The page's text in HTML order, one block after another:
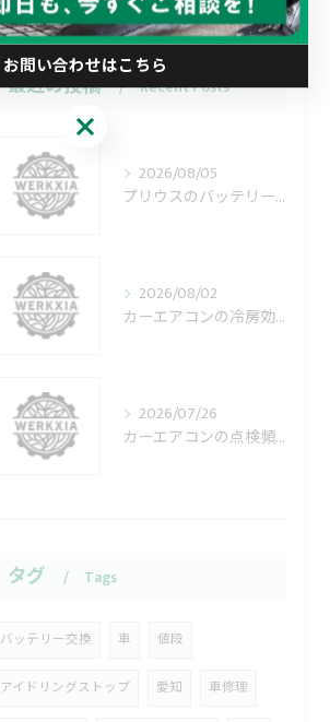
最近の投稿 Recent Posts
2026/08/05
プリウスのバッテリー交換手順と愛知県日進市で賢く選ぶ費用相場ガイド
2026/08/02
カーエアコンの冷房効き目を最速で高める操作と即効対策ガイド
2026/07/26
カーエアコンの点検頻度と愛知県名古屋市名東区で失敗しない快適メンテナンス術
タグ Tags
バッテリー交換 車 値段
アイドリングストップ 愛知 車修理
お問い合わせはこちら
お問い合わせはこちら